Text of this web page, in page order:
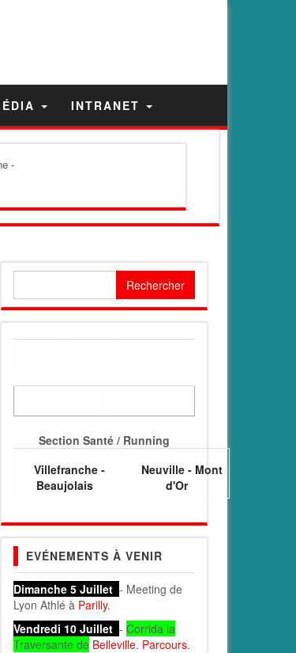
INTRANET
-
Section Santé / Running
Villefranche -
Beaujolais
Neuville - Mont
d'Or
EVÉNEMENTS À VENIR
Dimanche 5 Juillet - Meeting de
Lyon Athlé à Parilly.
Vendredi 10 Juillet - Corrida la
Traversante de Belleville. Parcours.